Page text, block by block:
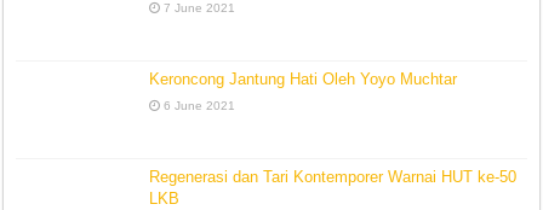
7 June 2021
Keroncong Jantung Hati Oleh Yoyo Muchtar
6 June 2021
Regenerasi dan Tari Kontemporer Warnai HUT ke-50
LKB